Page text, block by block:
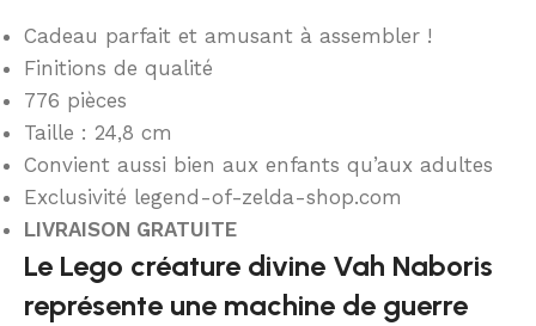
Cadeau parfait et amusant à assembler !
Finitions de qualité
776 pièces
Taille : 24,8 cm
Convient aussi bien aux enfants qu’aux adultes
Exclusivité legend-of-zelda-shop.com
LIVRAISON GRATUITE
Le Lego créature divine Vah Naboris
représente une machine de guerre